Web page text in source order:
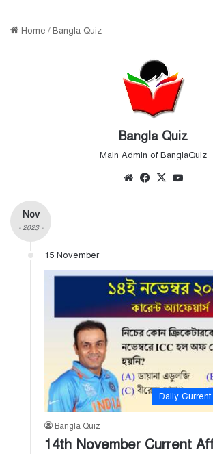
Home /Bangla Quiz
Bangla Quiz
Main Admin of BanglaQuiz
WebsiteFacebook
X
Nov
- 2023 -
15 November
Daily
Bangla Quiz
14th November Current